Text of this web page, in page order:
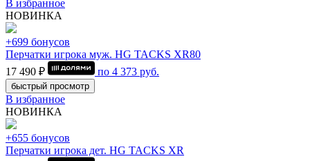
В избранное
НОВИНКА
+699 бонусов
Перчатки игрока муж. HG TACKS XR80
17 490 ₽
по 4 373 руб.
быстрый просмотр
В избранное
НОВИНКА
+655 бонусов
Перчатки игрока дет. HG TACKS XR